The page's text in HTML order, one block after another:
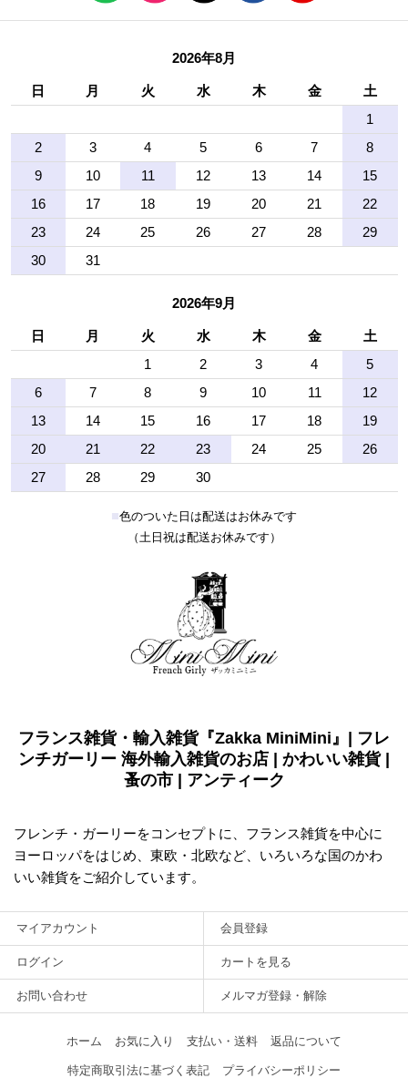
2026年8月
日 月 火 水 木 金
土
1
2
3 4 5 6 7
8
9
10 11 12 13 14
15
16
17 18 19 20 21
22
23
24 25 26 27 28
29
30
31
2026年9月
日 月 火 水 木 金
土
1
2 3 4
5
6
7 8 9 10 11
12
13
14 15 16 17 18
19
20
21 22 23 24 25
26
27
28 29 30
■色のついた日は配送はお休みです
（土日祝は配送お休みです）
フランス雑貨・輸入雑貨『Zakka MiniMini』| フレ
ンチガーリー 海外輸入雑貨のお店 | かわいい雑貨 |
蚤の市 | アンティーク
フレンチ・ガーリーをコンセプトに、フランス雑貨を中心に
ヨーロッパをはじめ、東欧・北欧など、いろいろな国のかわ
いい雑貨をご紹介しています。
マイアカウント 会員登録
ログイン カートを見る
お問い合わせ メルマガ登録・解除
ホーム お気に入り 支払い・送料 返品について
特定商取引法に基づく表記 プライバシーポリシー